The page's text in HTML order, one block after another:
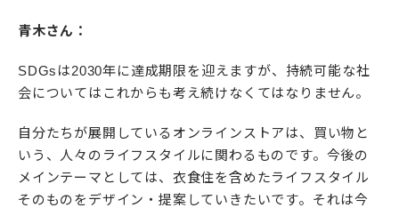
青木さん：
SDGsは2030年に達成期限を迎えますが、持続可能な社
会についてはこれからも考え続けなくてはなりません。
自分たちが展開しているオンラインストアは、買い物と
いう、人々のライフスタイルに関わるものです。今後の
メインテーマとしては、衣食住を含めたライフスタイル
そのものをデザイン・提案していきたいです。それは今